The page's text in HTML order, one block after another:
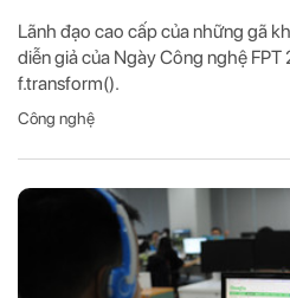
Lãnh đạo cao cấp của những gã
diễn giả của Ngày Công nghệ
f.transform().
Công nghệ